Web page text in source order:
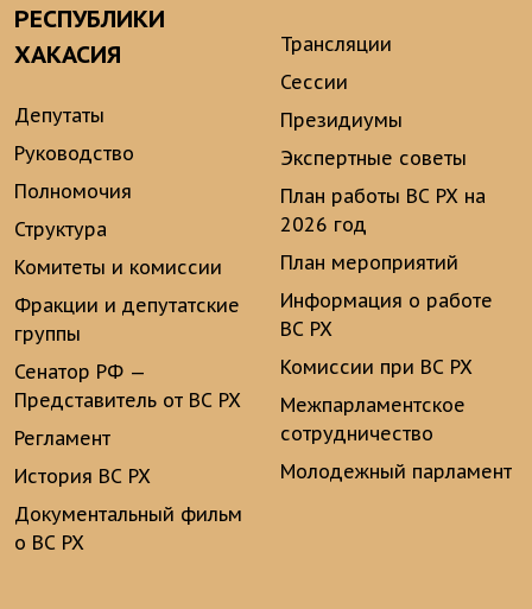
РЕСПУБЛИКИ
ХАКАСИЯ
Депутаты
Руководство
Полномочия
Структура
Комитеты и комиссии
Фракции и депутатские
группы
Сенатор РФ —
Представитель от ВС РХ
Регламент
История ВС РХ
Документальный фильм
о ВС РХ
Трансляции
Сессии
Президиумы
Экспертные советы
План работы ВС РХ на
2026 год
План мероприятий
Информация о работе
ВС РХ
Комиссии при ВС РХ
Межпарламентское
сотрудничество
Молодежный парламент